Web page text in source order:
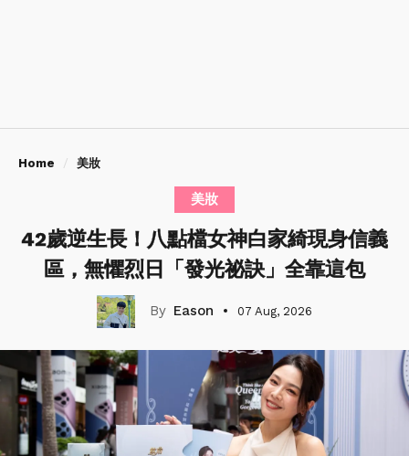
Home 美妝
美妝
42歲逆生長！八點檔女神白家綺現身信義
區，無懼烈日「發光祕訣」全靠這包
Eason 07 Aug, 2026